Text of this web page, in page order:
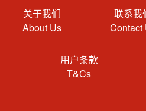
关于我们
About Us
联系我
Contact
用户条款
T&Cs